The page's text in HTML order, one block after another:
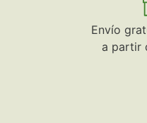
Envío
a partir